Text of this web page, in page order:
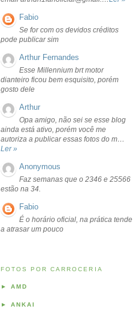
Fabio
Se for com os devidos créditos
pode publicar sim
Arthur Fernandes
Esse Millennium brt motor
dianteiro ficou bem esquisito, porém
gosto dele
Arthur
Opa amigo, não sei se esse blog
ainda está ativo, porém você me
autoriza a publicar essas fotos do m…
Ler »
Anonymous
Faz semanas que o 2346 e 25566
estão na 34.
Fabio
É o horário oficial, na prática tende
a atrasar um pouco
FOTOS POR CARROCERIA
► AMD
► ANKAI